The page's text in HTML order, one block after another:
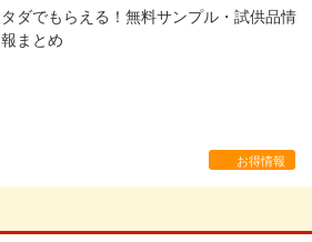
タダでもらえる！無料サンプル・試供品情
報まとめ
お得情報